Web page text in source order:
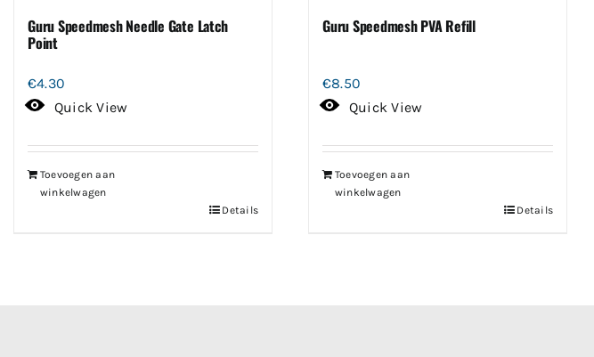
Guru Speedmesh Needle Gate Latch
Point
€4.30
Quick View
Toevoegen aan
winkelwagen
Details
Guru Speedmesh PVA Refill
€8.50
Quick View
Toevoegen aan
winkelwagen
Details